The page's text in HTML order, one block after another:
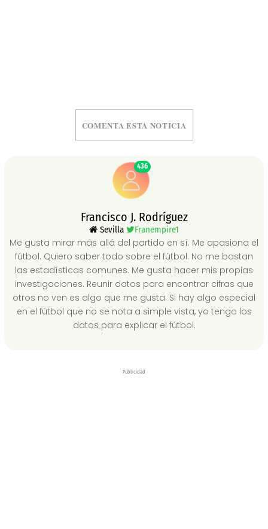
COMENTA ESTA NOTICIA
436
Francisco J. Rodríguez
Sevilla Franempire1
Me gusta mirar más allá del partido en sí. Me apasiona el
fútbol. Quiero saber todo sobre el fútbol. No me bastan
las estadísticas comunes. Me gusta hacer mis propias
investigaciones. Reunir datos para encontrar cifras que
otros no ven es algo que me gusta. Si hay algo especial
en el fútbol que no se nota a simple vista, yo tengo los
datos para explicar el fútbol.
Publicidad